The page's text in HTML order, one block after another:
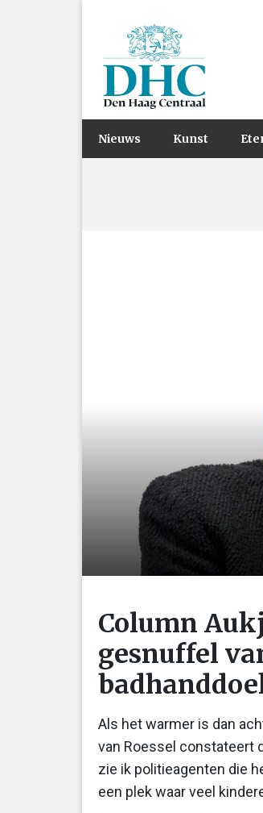
Nieuws Kunst
Column
gesnuffel
Als het warmer is dan
van Roessel constateert
zie ik politieagenten die
een plek waar veel